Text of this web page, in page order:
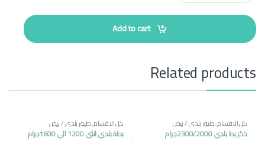
t
i
Add to cart
Related products
كل الاقسام,طيور بلدي / بيض
ذكر بط بلدي 2300/2000جرام
كل الاقسام,طيور بلدي / بيض
بطة بلدي انثي 1200 الي 1600جرام